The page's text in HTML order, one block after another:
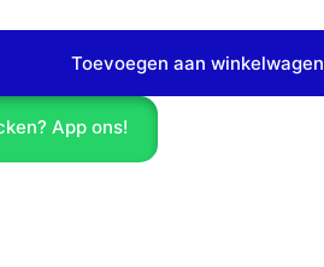
Toevoegen aan winkelwagen
App ons!